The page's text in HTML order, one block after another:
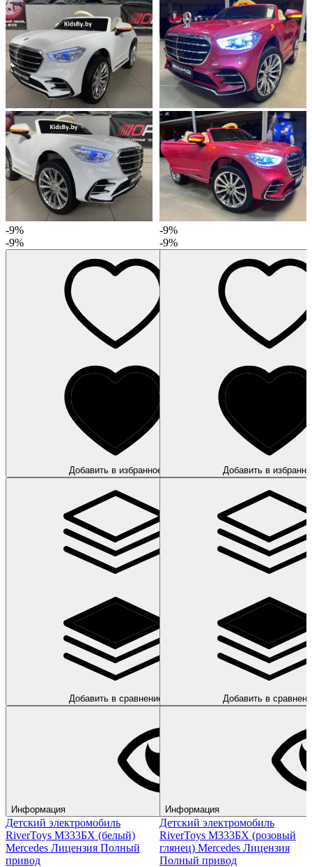
-9%
-9%
Добавить в избранное
Добавить в сравнение
Информация
Детский электромобиль
RiverToys М333БХ (белый)
Mercedes Лицензия Полный
привод
-9%
-9%
Добавить в
Добавить в
Информация
Детский электромобиль
RiverToys М333БХ (розовый
глянец) Mercedes Лицензия
Полный привод